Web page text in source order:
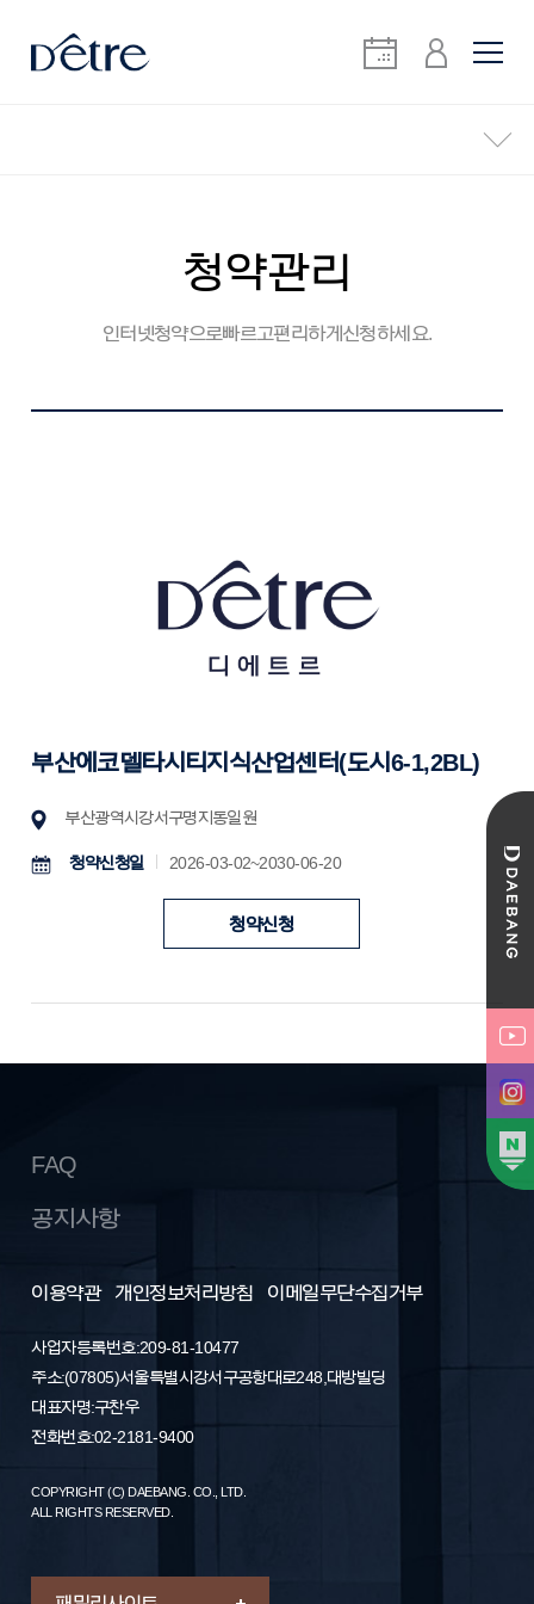
청약관리
인터넷 청약으로 빠르고 편리하게 신청하세요.
부산 에코델타시티 지식산업센터(도시6-1,2BL)
부산광역시 강서구 명지동 일원
청약신청일
2026-03-02 ~ 2030-06-20
청약신청
FAQ
공지사항
이용약관 개인정보처리방침 이메일무단수집거부
사업자등록번호: 209-81-10477
주소 : (07805) 서울특별시 강서구 공항대로 248, 대방빌딩
대표자명 : 구찬우
전화번호 : 02-2181-9400
COPYRIGHT (C) DAEBANG. CO., LTD.
ALL RIGHTS RESERVED.